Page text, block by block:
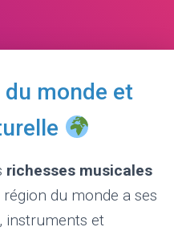
I
N
monde et
richesses musicales
du monde a ses
, instruments et